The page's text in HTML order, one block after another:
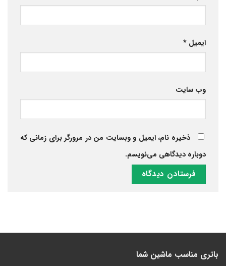
ایمیل *
وب‌ سایت
ذخیره نام، ایمیل و وبسایت من در مرورگر برای زمانی که
دوباره دیدگاهی می‌نویسم.
باتری مناسب ماشین شما